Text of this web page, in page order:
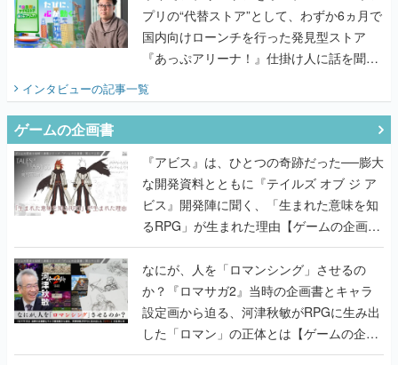
プリの“代替ストア”として、わずか6ヵ月で
国内向けローンチを行った発見型ストア
『あっぷアリーナ！』仕掛け人に話を聞い
てみた
インタビューの記事一覧
ゲームの企画書
『アビス』は、ひとつの奇跡だった──膨大
な開発資料とともに『テイルズ オブ ジ ア
ビス』開発陣に聞く、「生まれた意味を知
るRPG」が生まれた理由【ゲームの企画
書】
なにが、人を「ロマンシング」させるの
か？『ロマサガ2』当時の企画書とキャラ
設定画から迫る、河津秋敏がRPGに生み出
した「ロマン」の正体とは【ゲームの企画
書】